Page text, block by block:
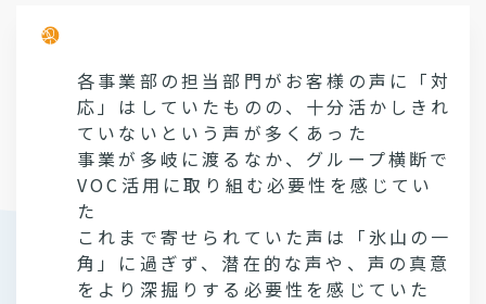
事例詳細
各事業部の担当部門がお客様の声に「対
応」はしていたものの、十分活かしきれ
ていないという声が多くあった
事業が多岐に渡るなか、グループ横断で
VOC活用に取り組む必要性を感じてい
た
これまで寄せられていた声は「氷山の一
角」に過ぎず、潜在的な声や、声の真意
をより深掘りする必要性を感じていた